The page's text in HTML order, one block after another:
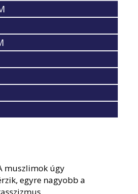
muszlimok úgy
egyre nagyobb a